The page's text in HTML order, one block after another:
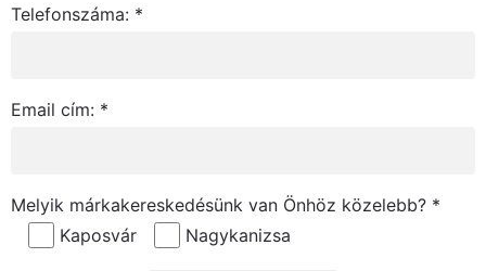
Telefonszáma: *
Email cím: *
Melyik márkakereskedésünk van Önhöz közelebb? *
Kaposvár
Nagykanizsa